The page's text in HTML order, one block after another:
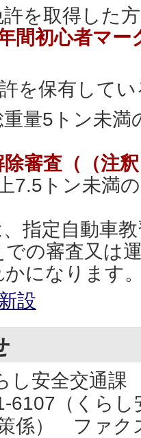
を取得した
間初心者マ
を保有してい
量5トン未
除審査（（注
7.5トン未満
、指定自動車
の審査又は
になります
設
し安全交通課
6107（くら
係） ファク